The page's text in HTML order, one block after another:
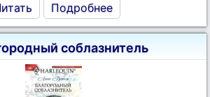
Подробнее
соблазнитель